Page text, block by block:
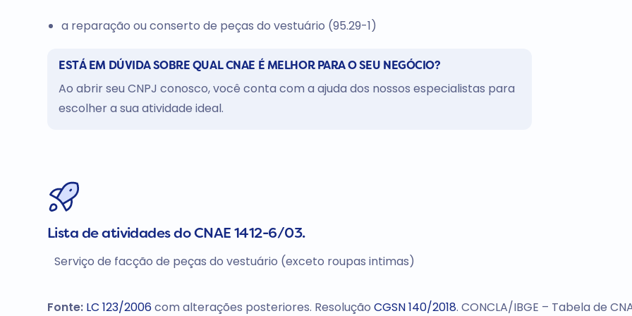
a reparação ou conserto de peças do vestuário (95.29-1)
ESTÁ EM DÚVIDA SOBRE QUAL CNAE É MELHOR PARA O SEU NEGÓCIO?
Ao abrir seu CNPJ conosco, você conta com a ajuda dos nossos especialistas para
escolher a sua atividade ideal.
Lista de atividades do CNAE 1412-6/03.
Serviço de facção de peças do vestuário (exceto roupas intimas)
Fonte: LC 123/2006com alterações posteriores. Resolução CGSN 140/2018. CONCLA/IBGE – Tabela de